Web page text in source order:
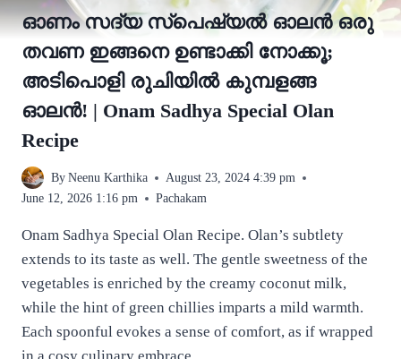
ഓണം സദ്യ സ്പെഷ്യൽ ഓലൻ ഒരു
തവണ ഇങ്ങനെ ഉണ്ടാക്കി നോക്കൂ;
അടിപൊളി രുചിയിൽ കുമ്പളങ്ങ
ഓലൻ! | Onam Sadhya Special Olan
Recipe
By Neenu Karthika
August 23, 2024 4:39 pm
June 12, 2026 1:16 pm
Pachakam
Onam Sadhya Special Olan Recipe. Olan’s subtlety
extends to its taste as well. The gentle sweetness of the
vegetables is enriched by the creamy coconut milk,
while the hint of green chillies imparts a mild warmth.
Each spoonful evokes a sense of comfort, as if wrapped